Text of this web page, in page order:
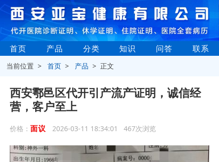
首页 产品 分类 知识 问答 联系
当前位置 >首页 > 产品 > 正文
西安鄠邑区代开引产流产证明，诚信经
营，客户至上
价格： 面议 2026-03-11 18:34:01 467次浏览